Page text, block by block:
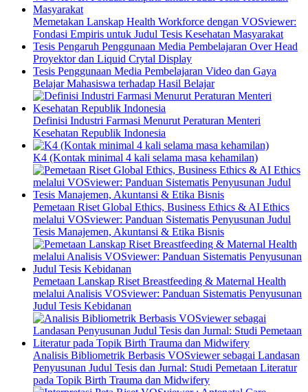
Memetakan Lanskap Health Workforce dengan VOSviewer:
Fondasi Empiris untuk Judul Tesis Kesehatan Masyarakat
Tesis Pengaruh Penggunaan Media Pembelajaran Over Head
Proyektor dan Liquid Crytal Display
Tesis Penggunaan Media Pembelajaran Video dan Gaya
Belajar Mahasiswa terhadap Hasil Belajar
Definisi Industri Farmasi Menurut Peraturan Menteri
Kesehatan Republik Indonesia
K4 (Kontak minimal 4 kali selama masa kehamilan)
Pemetaan Riset Global Ethics, Business Ethics & AI Ethics
melalui VOSviewer: Panduan Sistematis Penyusunan Judul
Tesis Manajemen, Akuntansi & Etika Bisnis
Pemetaan Lanskap Riset Breastfeeding & Maternal Health
melalui Analisis VOSviewer: Panduan Sistematis Penyusunan
Judul Tesis Kebidanan
Analisis Bibliometrik Berbasis VOSviewer sebagai Landasan
Penyusunan Judul Tesis dan Jurnal: Studi Pemetaan Literatur
pada Topik Birth Trauma dan Midwifery